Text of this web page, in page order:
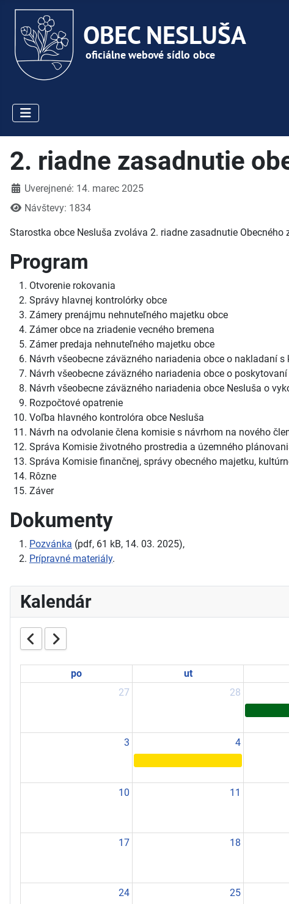
2. riadne zasadnutie
DetailyUverejnené: 14. marec 2025
Návštevy: 1834
Starostka obce Nesluša zvoláva 2. riadne zasadnutie
Program
Otvorenie rokovania
Správy hlavnej kontrolórky obce
Zámery prenájmu nehnuteľného majetku obce
Zámer obce na zriadenie vecného bremena
Zámer predaja nehnuteľného majetku obce
Návrh všeobecne záväzného nariadenia obce o nakladaní
Návrh všeobecne záväzného nariadenia obce o
Návrh všeobecne záväzného nariadenia obce Nesluša o
Rozpočtové opatrenie
Voľba hlavného kontrolóra obce Nesluša
Návrh na odvolanie člena komisie s návrhom na nového
Správa Komisie životného prostredia a územného
Správa Komisie finančnej, správy obecného majetku,
Rôzne
Záver
Dokumenty
Pozvánka (pdf, 61 kB, 14. 03. 2025),
Prípravné materiály.
Kalendár
po ut
27
28
3 4
10 11
17 18
24 25